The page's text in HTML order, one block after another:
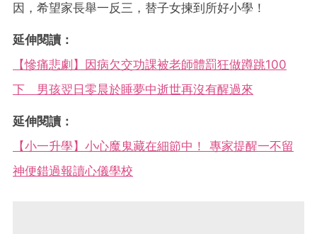
因，希望家長舉一反三，替子女揀到所好小學！
延伸閱讀：
【慘痛悲劇】因病欠交功課被老師體罰狂做蹲跳100
下 男孩翌日零晨於睡夢中逝世再沒有醒過來
延伸閱讀：
【小一升學】小心魔鬼藏在細節中！ 專家提醒一不留
神便錯過報讀心儀學校